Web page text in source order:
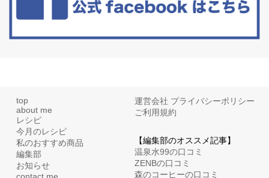
top
about me
レシピ
今月のレシピ
私のおすすめ商品
編集部
お知らせ
contact me
運営会社 プライバシーポリシー
ご利用規約
【編集部のオススメ記事】
温泉水99の口コミ
ZENBの口コミ
森のコーヒーの口コミ